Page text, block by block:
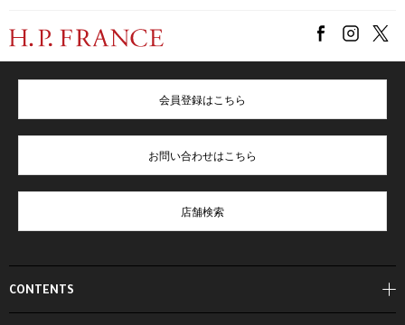
CONTENTS
会員登録はこちら
お問い合わせはこちら
店舗検索